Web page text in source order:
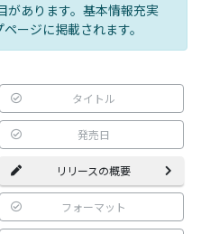
があります。基本情報充実
ージに掲載されます。
タイトル
発売日
リリースの概要
フォーマット